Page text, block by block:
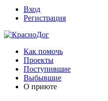
Вход
Регистрация
Как помочь
Проекты
Поступившие
Выбывшие
О приюте